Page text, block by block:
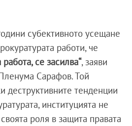
субективното усещане
работи, че
се засилва“, заяви
Сарафов. Той
деструктивните тенденции
институцията не
роля в защита правата